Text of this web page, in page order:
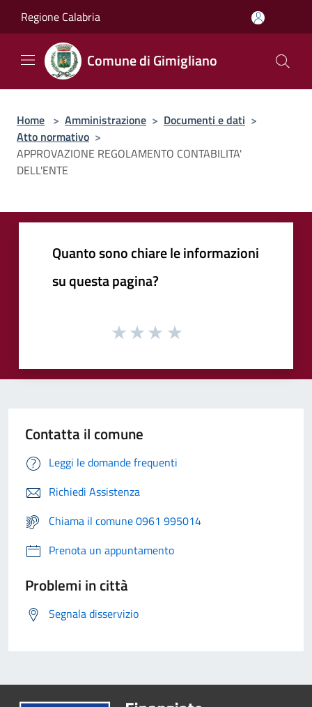
Regione Calabria
Comune di Gimigliano
Home > Amministrazione > Documenti e dati >
Atto normativo >
APPROVAZIONE REGOLAMENTO CONTABILITA'
DELL'ENTE
Quanto sono chiare le informazioni
su questa pagina?
Contatta il comune
Leggi le domande frequenti
Richiedi Assistenza
Chiama il comune 0961 995014
Prenota un appuntamento
Problemi in città
Segnala disservizio